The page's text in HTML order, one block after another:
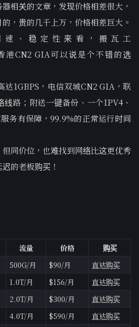
相关的文章，发现价格相差很大，
，贵的几千上万，价格相差巨大。
、稳定性来看，搬瓦工
港CN2 GIA可以说是个不错的选
达1GBPS，电信双城CN2 GIA，联
线路；附送一键备份、一个IPV4、
务有保障，99.9%的正常运行时间
同价位，也难找到网络比这更优秀
的老板购买！
流量 价格
购买
500G/月 $90/月
直达购买
1.0T/月 $156/月
直达购买
2.0T/月 $300/月
直达购买
4.0T/月 $590/月
直达购买